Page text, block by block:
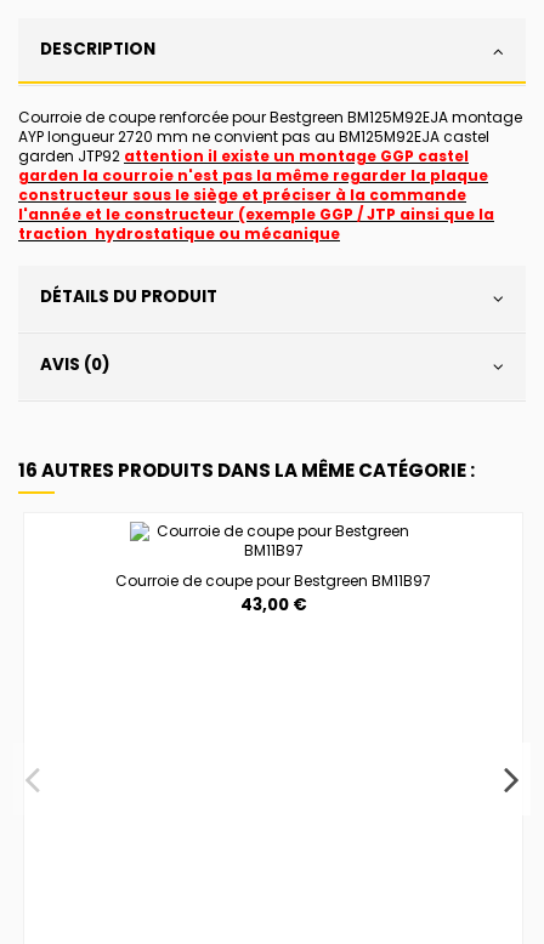
DESCRIPTION
Courroie de coupe renforcée pour Bestgreen BM125M92EJA montage
AYP longueur 2720 mm ne convient pas au BM125M92EJA castel
garden JTP92 attention il existe un montage GGP castel
garden la courroie n'est pas la même regarder la plaque
constructeur sous le siège et préciser à la commande
l'année et le constructeur (exemple GGP / JTP ainsi que la
traction hydrostatique ou mécanique
DÉTAILS DU PRODUIT
AVIS (0)
16 AUTRES PRODUITS DANS LA MÊME CATÉGORIE :
Courroie de coupe pour Bestgreen BM11B97
43,00 €